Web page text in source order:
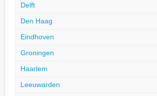
Delft
Den Haag
Eindhoven
Groningen
Haarlem
Leeuwarden